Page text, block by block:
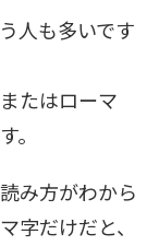
人も多いです
たはローマ
。
み方がわから
字だけだと、